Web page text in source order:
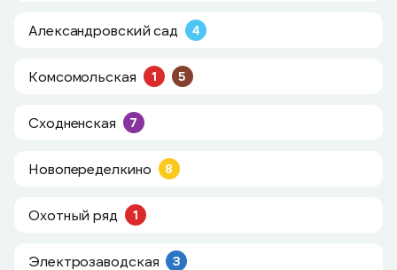
Александровский сад 4
Комсомольская 1 5
Сходненская 7
Новопеределкино 8
Охотный ряд 1
Электрозаводская 3